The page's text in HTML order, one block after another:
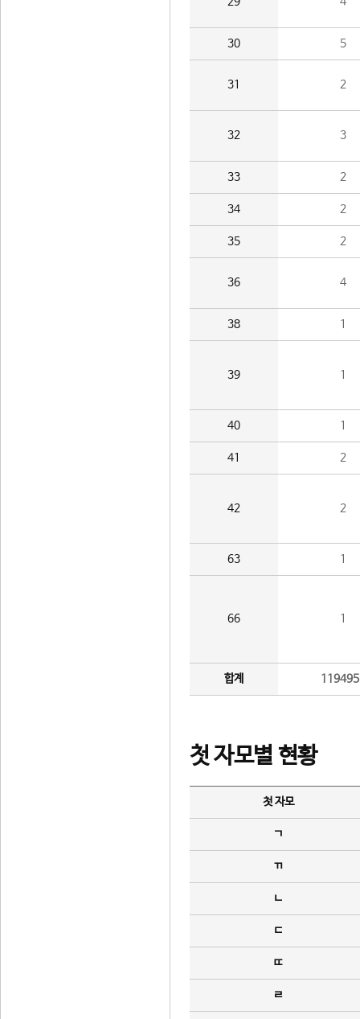
30 5
31 2
32 3
33 2
34 2
35 2
36 4
38 1
39 1
40 1
41 2
42 2
63 1
66 1
합계
첫 자모별 현황
첫 자모
ㄱ
ㄲ
ㄴ
ㄷ
ㄸ
ㄹ